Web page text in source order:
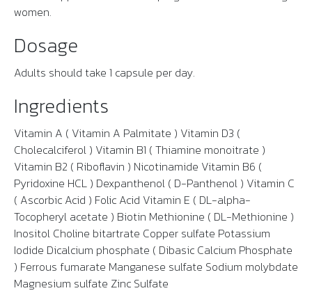
women.
Dosage
Adults should take 1 capsule per day.
Ingredients
Vitamin A ( Vitamin A Palmitate ) Vitamin D3 (
Cholecalciferol ) Vitamin B1 ( Thiamine monoitrate )
Vitamin B2 ( Riboflavin ) Nicotinamide Vitamin B6 (
Pyridoxine HCL ) Dexpanthenol ( D-Panthenol ) Vitamin C
( Ascorbic Acid ) Folic Acid Vitamin E ( DL-alpha-
Tocopheryl acetate ) Biotin Methionine ( DL-Methionine )
Inositol Choline bitartrate Copper sulfate Potassium
Iodide Dicalcium phosphate ( Dibasic Calcium Phosphate
) Ferrous fumarate Manganese sulfate Sodium molybdate
Magnesium sulfate Zinc Sulfate